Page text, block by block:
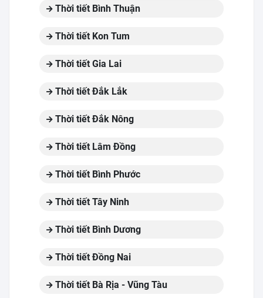
Thời tiết Bình Thuận
Thời tiết Kon Tum
Thời tiết Gia Lai
Thời tiết Đắk Lắk
Thời tiết Đắk Nông
Thời tiết Lâm Đồng
Thời tiết Bình Phước
Thời tiết Tây Ninh
Thời tiết Bình Dương
Thời tiết Đồng Nai
Thời tiết Bà Rịa - Vũng Tàu